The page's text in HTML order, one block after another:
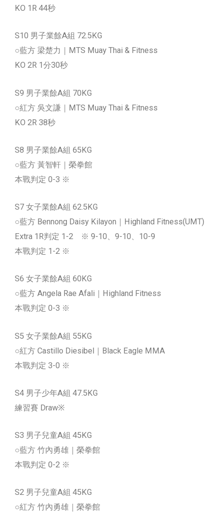
KO 1R 44秒
S10 男子業餘A組 72.5KG
○藍方 梁楚力｜MTS Muay Thai & Fitness
KO 2R 1分30秒
S9 男子業餘A組 70KG
○紅方 吳文謙｜MTS Muay Thai & Fitness
KO 2R 38秒
S8 男子業餘A組 65KG
○藍方 黃智軒｜榮拳館
本戰判定 0-3 ※
S7 女子業餘A組 62.5KG
○藍方 Bennong Daisy Kilayon｜Highland Fitness(UMT)
Extra 1R判定 1-2 ※ 9-10、9-10、10-9
本戰判定 1-2 ※
S6 女子業餘A組 60KG
○藍方 Angela Rae Afali｜Highland Fitness
本戰判定 0-3 ※
S5 女子業餘A組 55KG
○紅方 Castillo Diesibel｜Black Eagle MMA
本戰判定 3-0 ※
S4 男子少年A組 47.5KG
練習賽 Draw※
S3 男子兒童A組 45KG
○藍方 竹內勇雄｜榮拳館
本戰判定 0-2 ※
S2 男子兒童A組 45KG
○紅方 竹內勇雄｜榮拳館